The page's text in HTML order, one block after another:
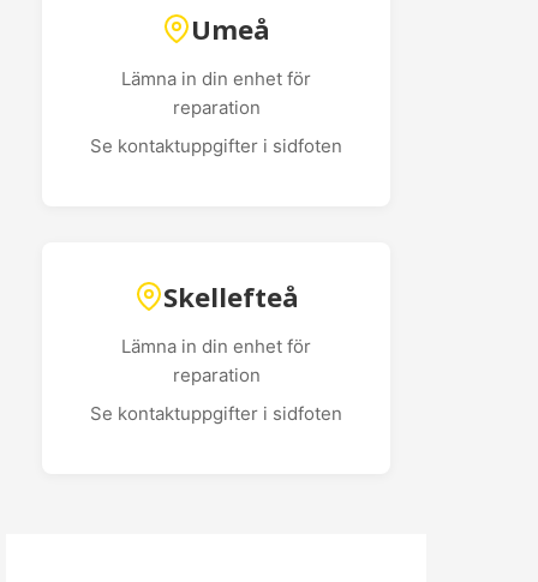
Umeå
Lämna in din enhet för
reparation
Se kontaktuppgifter i sidfoten
Skellefteå
Lämna in din enhet för
reparation
Se kontaktuppgifter i sidfoten